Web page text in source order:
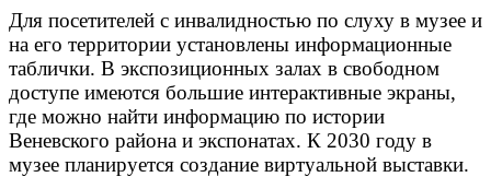
Для посетителей с инвалидностью по слуху в музее и
на его территории установлены информационные
таблички. В экспозиционных залах в свободном
доступе имеются большие интерактивные экраны,
где можно найти информацию по истории
Веневского района и экспонатах. К 2030 году в
музее планируется создание виртуальной выставки.